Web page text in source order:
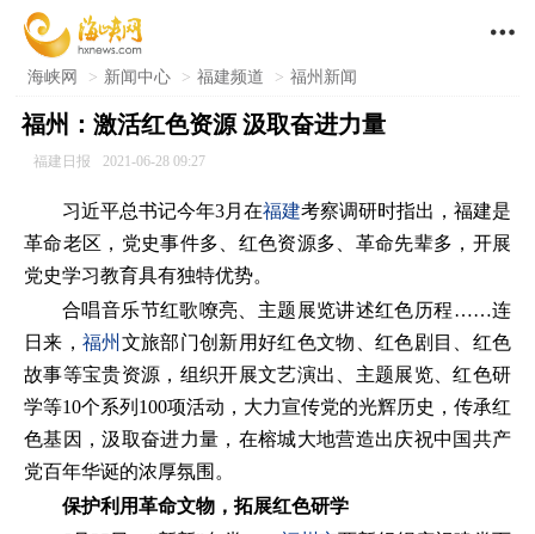

海峡网 > 新闻中心 > 福建频道 > 福州新闻
福州：激活红色资源 汲取奋进力量
福建日报 2021-06-28 09:27
习近平总书记今年3月在福建考察调研时指出，福建是
革命老区，党史事件多、红色资源多、革命先辈多，开展
党史学习教育具有独特优势。
合唱音乐节红歌嘹亮、主题展览讲述红色历程……连
日来， 福州 文旅部门创新用好红色文物、红色剧目、红色
故事等宝贵资源，组织开展文艺演出、主题展览、红色研
学等10个系列100项活动，大力宣传党的光辉历史，传承红
色基因，汲取奋进力量，在榕城大地营造出庆祝中国共产
党百年华诞的浓厚氛围。
保护利用革命文物，拓展红色研学